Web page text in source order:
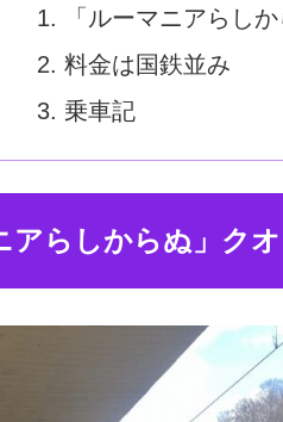
「ルーマニアらし
料金は国鉄並み
乗車記
アらしからぬ」ク